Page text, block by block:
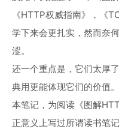
《HTTP权威指南》，《
学下来会更扎实，然而奈
涩。
还一个重点是，它们太厚
典用更能体现它们的价值。
本笔记，为阅读《图解
正意义上写过所谓读书笔